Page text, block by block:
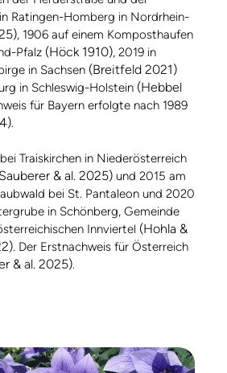
Ratingen-Homberg in Nordrhein-
, 1906 auf einem Komposthaufen
Pfalz (Höck 1910), 2019 in
in Sachsen (Breitfeld 2021)
in Schleswig-Holstein (Hebbel
für Bayern erfolgte nach 1989
.
Traiskirchen in Niederösterreich
& al. 2025) und 2015 am
bei St. Pantaleon und 2020
in Schönberg, Gemeinde
Innviertel (Hohla &
. Der Erstnachweis für Österreich
& al. 2025).